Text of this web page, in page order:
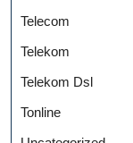
Telecom
Telekom
Telekom Dsl
Tonline